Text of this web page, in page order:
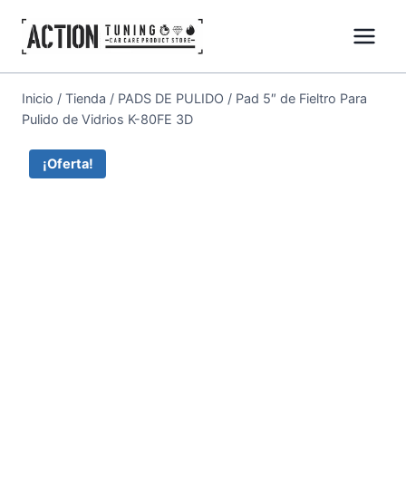
Inicio / Tienda / PADS DE PULIDO / Pad 5″ de Fieltro Para
Pulido de Vidrios K-80FE 3D
¡Oferta!